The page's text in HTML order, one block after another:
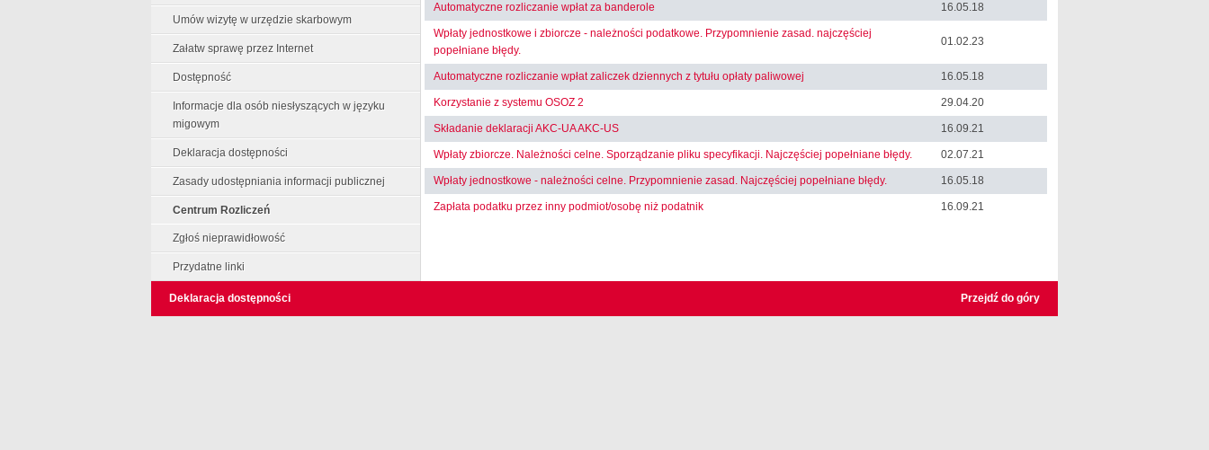
Umów wizytę w urzędzie skarbowym
Załatw sprawę przez Internet
Dostępność
Informacje dla osób niesłyszących w języku
migowym
Deklaracja dostępności
Zasady udostępniania informacji publicznej
Centrum Rozliczeń
Zgłoś nieprawidłowość
Przydatne linki
Automatyczne rozliczanie wpłat za banderole 16.05.18
Wpłaty jednostkowe i zbiorcze - należności podatkowe. Przypomnienie zasad. najczęściej
popełniane błędy.
01.02.23
Automatyczne rozliczanie wpłat zaliczek dziennych z tytułu opłaty paliwowej 16.05.18
Korzystanie z systemu OSOZ 2 29.04.20
Składanie deklaracji AKC-UA AKC-US 16.09.21
Wpłaty zbiorcze. Należności celne. Sporządzanie pliku specyfikacji. Najczęściej popełniane błędy. 02.07.21
Wpłaty jednostkowe - należności celne. Przypomnienie zasad. Najczęściej popełniane błędy. 16.05.18
Zapłata podatku przez inny podmiot/osobę niż podatnik 16.09.21
Deklaracja dostępności Przejdź do góry